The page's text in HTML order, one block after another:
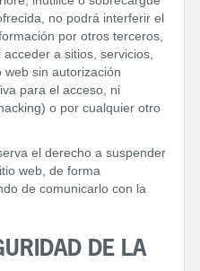
no podrá interferir el
por otros terceros,
a sitios, servicios,
web sin autorización
para el acceso, ni
o por cualquier otro
el derecho a suspender
web, de forma
de comunicarlo con la
DE LA